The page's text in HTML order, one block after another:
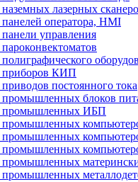
лазерных
оператора, HMI
управления
приборов КИП
постоянного тока
промышленных блоков
промышленных ИБП
промышленных
промышленных
промышленных
промышленных